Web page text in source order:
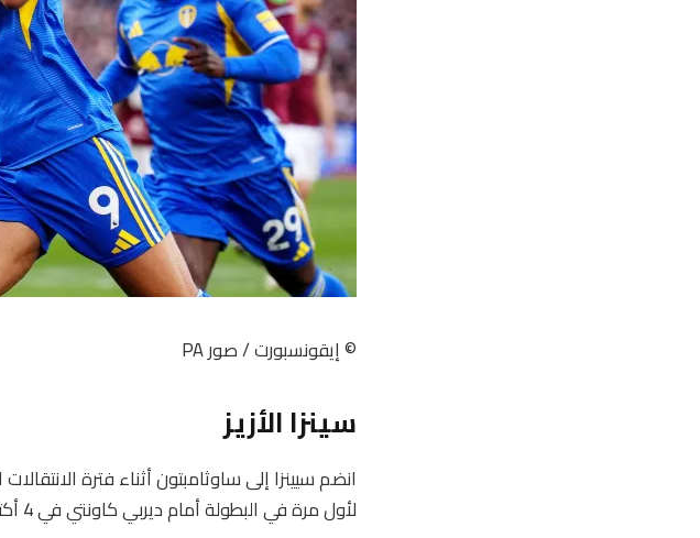
© إيقونسبورت / صور PA
سينزا الأزيز
لأول مرة في البطولة أمام ديربي كاونتي في 4 أكتوبر.